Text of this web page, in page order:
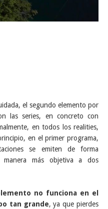
el segundo elemento por
las series, en concreto con
en todos los realities,
en el primer programa,
se emiten de forma
manera más objetiva a dos
no funciona en el
tan grande, ya que pierdes